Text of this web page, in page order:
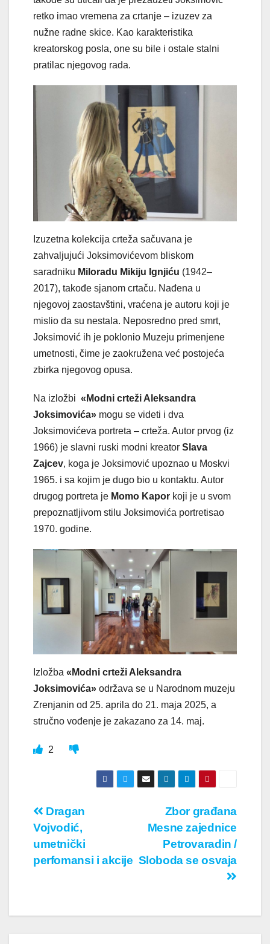
retko imao vremena za crtanje – izuzev za
nužne radne skice. Kao karakteristika
kreatorskog posla, one su bile i ostale stalni
pratilac njegovog rada.
Izuzetna kolekcija crteža sačuvana je
zahvalјujući Joksimovićevom bliskom
saradniku Miloradu Mikiju Ignjiću (1942–
2017), takođe sjanom crtaču. Nađena u
njegovoj zaostavštini, vraćena je autoru koji je
mislio da su nestala. Neposredno pred smrt,
Joksimović ih je poklonio Muzeju primenjene
umetnosti, čime je zaokružena već postojeća
zbirka njegovog opusa.
Na izložbi «Modni crteži Aleksandra
Joksimovića» mogu se videti i dva
Joksimovićeva portreta – crteža. Autor prvog (iz
1966) je slavni ruski modni kreator Slava
Zajcev, koga je Joksimović upoznao u Moskvi
1965. i sa kojim je dugo bio u kontaktu. Autor
drugog portreta je Momo Kapor koji je u svom
prepoznatlјivom stilu Joksimovića portretisao
1970. godine.
Izložba «Modni crteži Aleksandra
Joksimovića» održava se u Narodnom muzeju
Zrenjanin od 25. aprila do 21. maja 2025, a
stručno vođenje je zakazano za 14. maj.
2
Кретање
чланка
Zbor građana
Mesne zajednice
Petrovaradin /
Sloboda se osvaja
Dragan
Vojvodić,
umetnički
perfomansi i akcije